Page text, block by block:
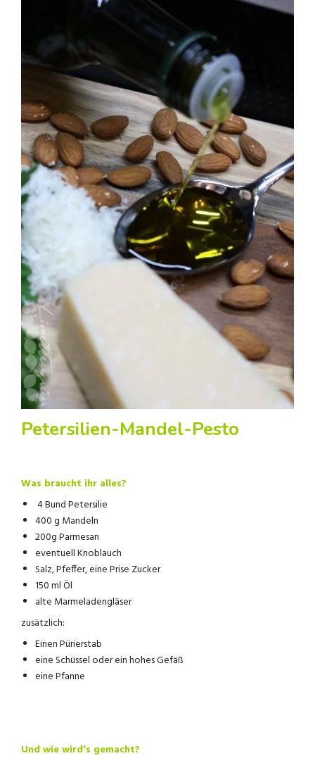
Petersilien-Mandel-Pesto
Was braucht ihr alles?
4 Bund Petersilie
400 g Mandeln
200g Parmesan
eventuell Knoblauch
Salz, Pfeffer, eine Prise Zucker
150 ml Öl
alte Marmeladengläser
zusätzlich:
Einen Pürierstab
eine Schüssel oder ein hohes Gefäß
eine Pfanne
Und wie wird’s gemacht?